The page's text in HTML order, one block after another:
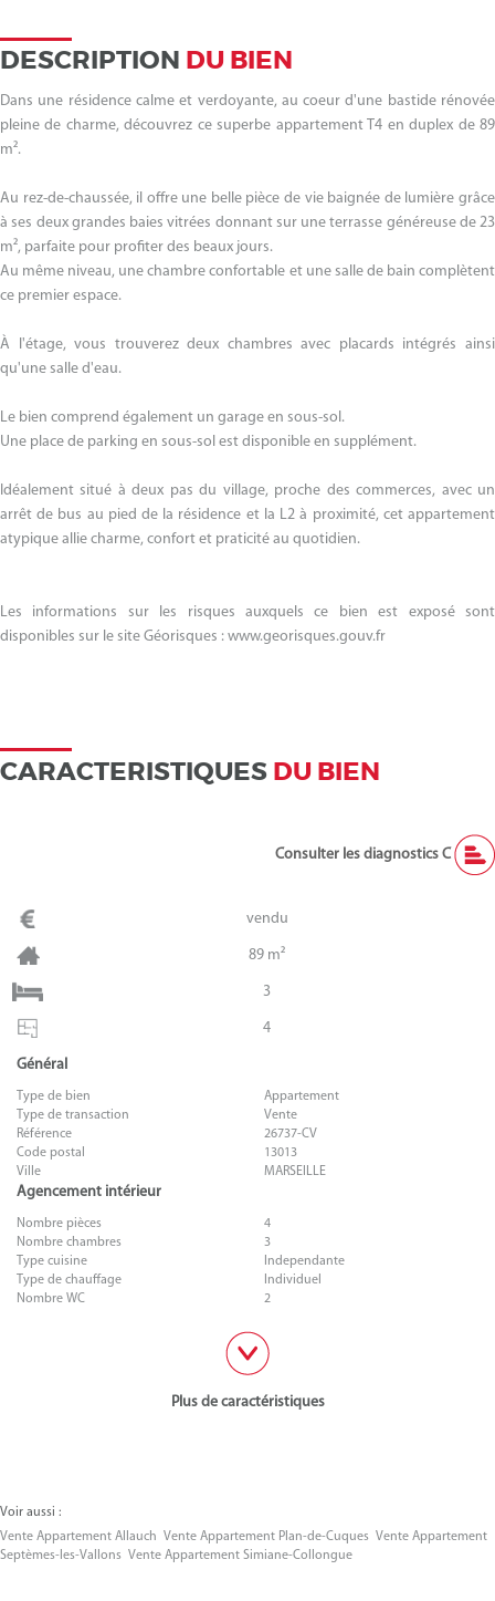
DESCRIPTION DU BIEN
Dans une résidence calme et verdoyante, au coeur d'une bastide rénovée
pleine de charme, découvrez ce superbe appartement T4 en duplex de 89
m².
Au rez-de-chaussée, il offre une belle pièce de vie baignée de lumière grâce
à ses deux grandes baies vitrées donnant sur une terrasse généreuse de 23
m², parfaite pour profiter des beaux jours.
Au même niveau, une chambre confortable et une salle de bain complètent
ce premier espace.
À l'étage, vous trouverez deux chambres avec placards intégrés ainsi
qu'une salle d'eau.
Le bien comprend également un garage en sous-sol.
Une place de parking en sous-sol est disponible en supplément.
Idéalement situé à deux pas du village, proche des commerces, avec un
arrêt de bus au pied de la résidence et la L2 à proximité, cet appartement
atypique allie charme, confort et praticité au quotidien.
Les informations sur les risques auxquels ce bien est exposé sont
disponibles sur le site Géorisques : www.georisques.gouv.fr
CARACTERISTIQUES DU BIEN
Consulter les diagnostics C
vendu
89 m²
3
4
Général
Type de bien
Appartement
Type de transaction
Vente
Référence
26737-CV
Code postal
13013
Ville
MARSEILLE
Agencement intérieur
Nombre pièces
4
Nombre chambres
3
Type cuisine
Independante
Type de chauffage
Individuel
Nombre WC
2
Plus de caractéristiques
Voir aussi :
Vente Appartement Allauch Vente Appartement Plan-de-Cuques Vente Appartement
Septèmes-les-Vallons Vente Appartement Simiane-Collongue